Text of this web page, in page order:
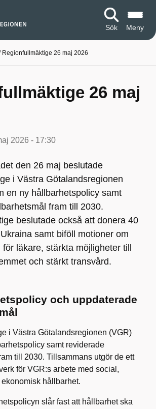
Sök Meny
Regionfullmäktige 26 maj 2026
26 maj
2026 - 17:30
den 26 maj beslutade
i Västra Götalandsregionen
en ny hållbarhetspolicy samt
fram till 2030.
beslutade också att donera 40
samt biföll motioner om
läkare, stärkta möjligheter till
och stärkt transvård.
och uppdaterade
i Västra Götalandsregionen (VGR)
samt reviderade
till 2030. Tillsammans utgör de ett
för VGR:s arbete med social,
hållbarhet.
slår fast att hållbarhet ska